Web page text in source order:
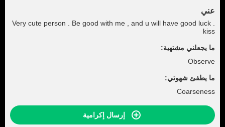
عني
Very cute person . Be good with me , and u will have good luck .
kiss
ما يجعلني مشتهية:
Observe
ما يطفئ شهوتي:
Coarseness
إرسال إكرامية